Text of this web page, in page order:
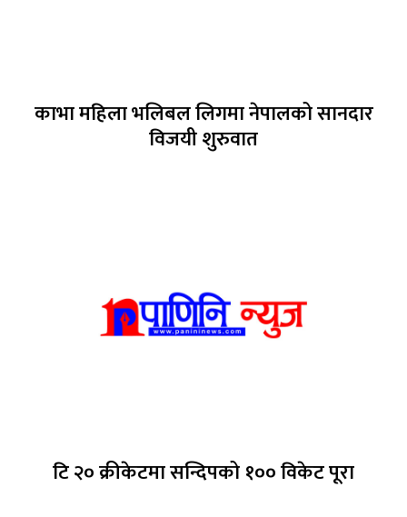
काभा महिला भलिबल लिगमा नेपालको सानदार
विजयी शुरुवात
टि २० क्रीकेटमा सन्दिपको १०० विकेट पूरा